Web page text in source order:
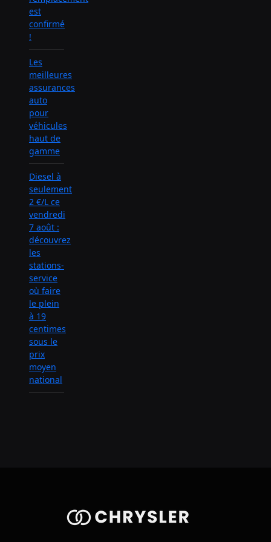
est
confirmé
!
Les
meilleures
assurances
auto
pour
véhicules
haut de
gamme
Diesel à
seulement
2 €/L ce
vendredi
7 août :
découvrez
les
stations-
service
où faire
le plein
à 19
centimes
sous le
prix
moyen
national